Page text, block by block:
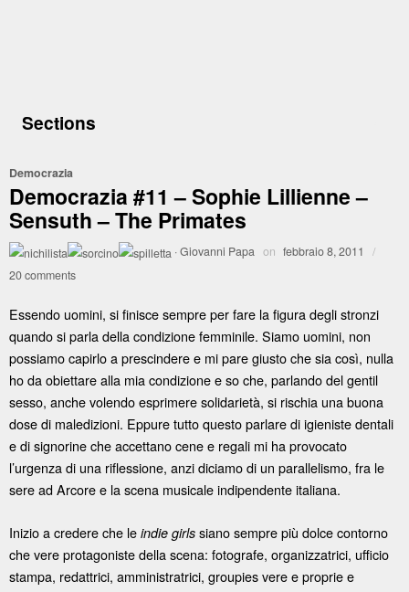
Sections
Democrazia
Democrazia #11 – Sophie Lillienne –
Sensuth – The Primates
·Giovanni Papa on febbraio 8, 2011
/
20 comments
Essendo uomini, si finisce sempre per fare la figura degli stronzi
quando si parla della condizione femminile. Siamo uomini, non
possiamo capirlo a prescindere e mi pare giusto che sia così, nulla
ho da obiettare alla mia condizione e so che, parlando del gentil
sesso, anche volendo esprimere solidarietà, si rischia una buona
dose di maledizioni. Eppure tutto questo parlare di igieniste dentali
e di signorine che accettano cene e regali mi ha provocato
l’urgenza di una riflessione, anzi diciamo di un parallelismo, fra le
sere ad Arcore e la scena musicale indipendente italiana.
Inizio a credere che le indie girls siano sempre più dolce contorno
che vere protagoniste della scena: fotografe, organizzatrici, ufficio
stampa, redattrici, amministratrici, groupies vere e proprie e